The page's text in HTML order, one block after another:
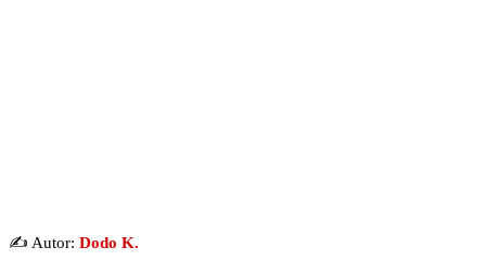
✍️ Autor: Dodo K.